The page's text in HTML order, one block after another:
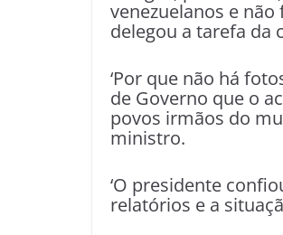
venezuelanos e
delegou a tarefa da
‘Por que não há
de Governo que o
povos irmãos do
ministro.
‘O presidente
relatórios e a